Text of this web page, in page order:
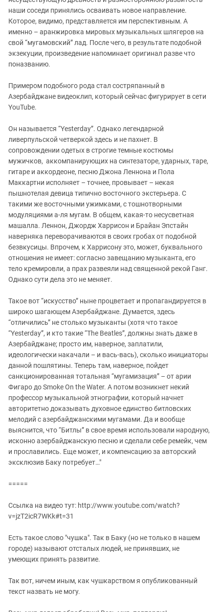
ЗАСТАВЛЯЕТ
КАВКАЗ ЗА ПАЛЕСТИНУ
ИНАКОМЫСЛИЕ В ЧЕЧНЕ
ПРЕСЛЕДОВАНИЕ АКТИВИСТОВ
МОБИЛИЗАЦИЯ И ПРОТЕСТЫ
Дагестан
Ингушетия
Кабардино-Балкария
Калмыкия
Карачаево-Черкесия
Краснодарский край
Нагорный Карабах
Ростовская область
Северная Осетия - Алания
СКФО
Ставропольский край
Чечня
Южная Осетия
Южный Кавказ
ЮФО
наши соседи принялись осваивать новое направление.
Которое, видимо, представляется им перспективным. А
именно – аранжировка мировых музыкальных шлягеров на
свой “мугамовский” лад. После чего, в результате подобной
экзекуции, произведение напоминает оригинал разве что
поназванию.
Примером подобного рода стал состряпанный в
Азербайджане видеоклип, который сейчас фигурирует в сети
YouTube.
Он называется “Yesterday”. Однако легендарной
ливерпульской четверкой здесь и не пахнет. В
сопровождении одетых в строгие темные костюмы
мужичков, аккомпанирующих на синтезаторе, ударных, таре,
гитаре и аккордеоне, песню Джона Леннона и Пола
Маккартни исполняет – точнее, провывает – некая
пышнотелая девица типично восточного экстерьера. С
такими же восточными ужимками, с тошнотворными
модуляциями а-ля мугам. В общем, какая-то несусветная
машалла. Леннон, Джордж Харрисон и Брайан Эпстайн
наверняка переворачиваются в своих гробах от подобной
безвкусицы. Впрочем, к Харрисону это, может, буквального
отношения не имеет: согласно завещанию музыканта, его
тело кремировли, а прах развеяли над священной рекой Ганг.
Однако сути дела это не меняет.
Такое вот “искусство” ныне процветает и пропагандируется в
широко шагающем Азербайджане. Думается, здесь
“отличились” не столько музыканты (хотя что такое
“Yesterday”, и кто такие “The Beatles”, должны знать даже в
Азербайджане; просто им, наверное, заплатили,
идеологически накачали – и вась-вась), сколько инициаторы
данной пошлятины. Теперь там, наверное, пойдет
санкционированная тотальная “мугамизация” – от арии
Фигаро до Smoke On the Water. А потом возникнет некий
профессор музыкальной этнографии, который начнет
авторитетно доказывать духовное единство битловских
мелодий с азербайджанскими мугамами. Да и вообще
выяснится, что “Битлы” в свое время использовали народную,
исконно азербайджанскую песню и сделали себе ремейк, чем
и прославились. Еще может, и компенсацию за авторский
эксклюзив Баку потребует…"
=====
Ссылка на видео тут: http://www.youtube.com/watch?
v=jzT2icR7WKk#t=31
Есть такое слово "чушка". Так в Баку (но не только в нашем
городе) называют отсталых людей, не принявших, не
умеющих принять развитие.
Так вот, ничем иным, как чушкарством я опубликованный
текст назвать не могу.